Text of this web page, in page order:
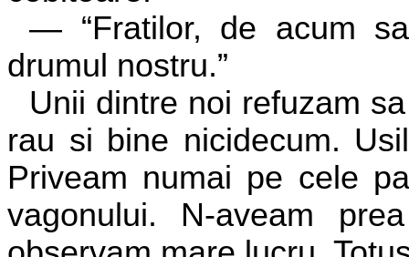
— “Fratilor, de acum
drumul nostru.”
Unii dintre noi refuzam
rau si bine nicidecum.
Priveam numai pe cele
vagonului. N-aveam